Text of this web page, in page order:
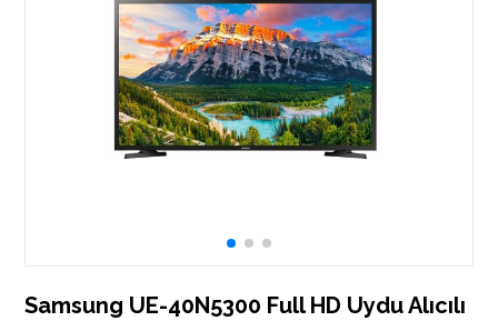
Samsung UE-40N5300 Full HD Uydu Alıcılı